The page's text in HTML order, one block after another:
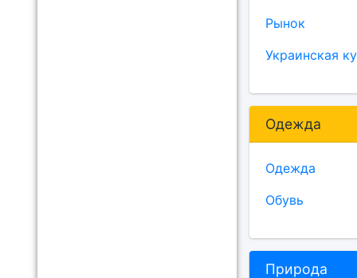
Рынок
Украинская
Одежда
Одежда
Обувь
Природа